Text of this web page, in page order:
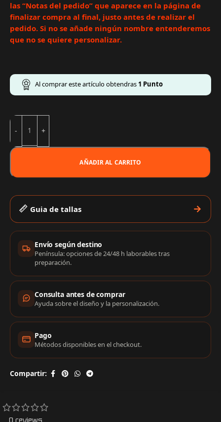
las “Notas del pedido” que aparece en la página de
finalizar compra al final, justo antes de realizar el
pedido. Si no se añade ningún nombre entenderemos
que no se quiere personalizar.
Al comprar este artículo obtendras 1 Punto
AÑADIR AL CARRITO
Guia de tallas
Información de compra
Envío según destino
Península: opciones de 24/48 h laborables tras
preparación.
Consulta antes de comprar
Ayuda sobre el diseño y la personalización.
Pago
Métodos disponibles en el checkout.
Compartir:
0 reviews